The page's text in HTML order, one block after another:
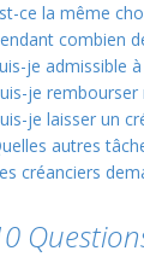
ce la même
combien
je admissible
je
je laisser un
autres
créanciers